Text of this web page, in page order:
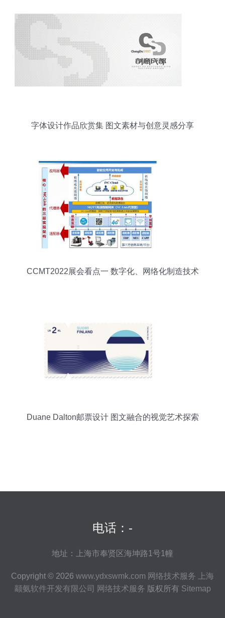
字体设计作品欣赏集 图文素材与创意灵感分享
CCMT2022展会看点一 数字化、网络化制造技术
Duane Dalton邮票设计 图文融合的视觉艺术探索
电话：-
地址：上海市奉贤区海坤路1号1幢
Copyright © 2026 www.ydxswmk.com 网络技术服务
上海
颛氨软件开发有限公司
网络技术服务 版权所有 Sitemap